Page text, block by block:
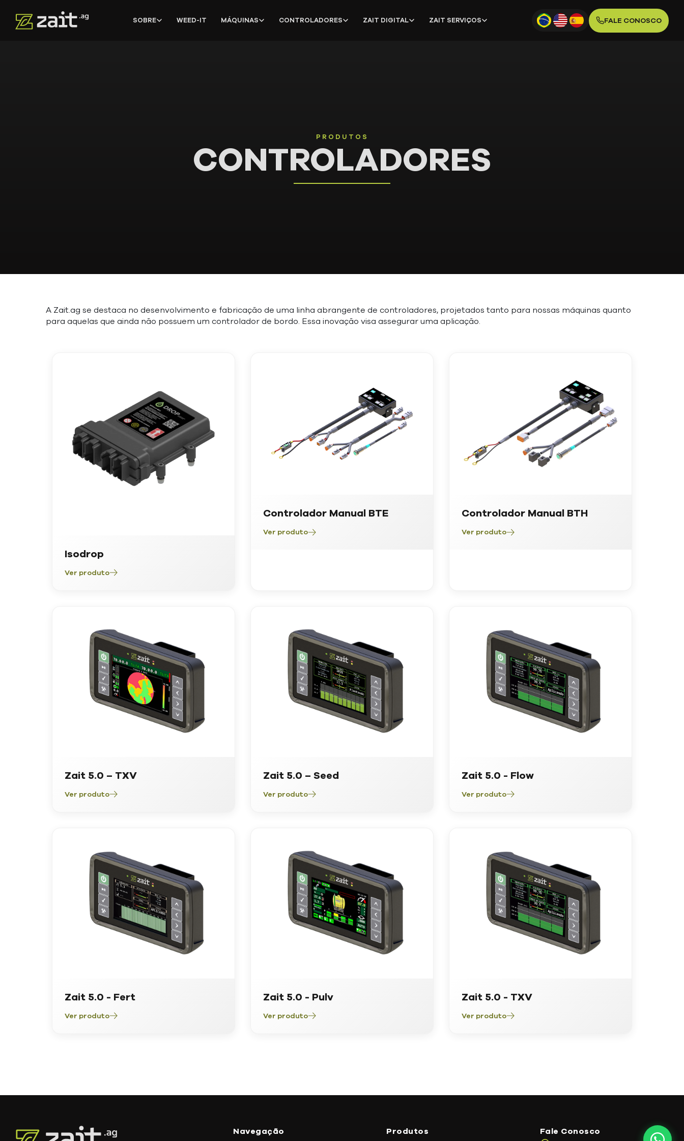
SOBRE WEED-IT MÁQUINAS CONTROLADORES ZAIT DIGITAL ZAIT SERVIÇOS FALE CONOSCO
PRODUTOS
CONTROLADORES
A Zait.ag se destaca no desenvolvimento e fabricação de uma linha abrangente de controladores, projetados tanto para nossas máquinas quanto
para aquelas que ainda não possuem um controlador de bordo. Essa inovação visa assegurar uma aplicação.
Isodrop
Ver produto
Controlador Manual BTE
Ver produto
Controlador Manual BTH
Ver produto
Zait 5.0 – TXV
Ver produto
Zait 5.0 – Seed
Ver produto
Zait 5.0 - Flow
Ver produto
Zait 5.0 - Fert
Ver produto
Zait 5.0 - Pulv
Ver produto
Zait 5.0 - TXV
Ver produto
Navegação Produtos Fale Conosco